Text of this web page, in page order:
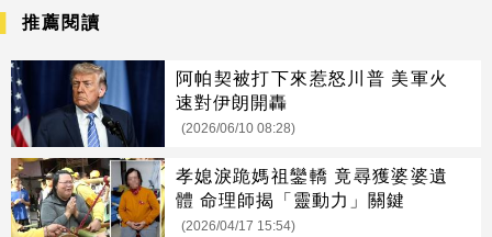
推薦閱讀
阿帕契被打下來惹怒川普 美軍火
速對伊朗開轟
(2026/06/10 08:28)
孝媳淚跪媽祖鑾轎 竟尋獲婆婆遺
體 命理師揭「靈動力」關鍵
(2026/04/17 15:54)